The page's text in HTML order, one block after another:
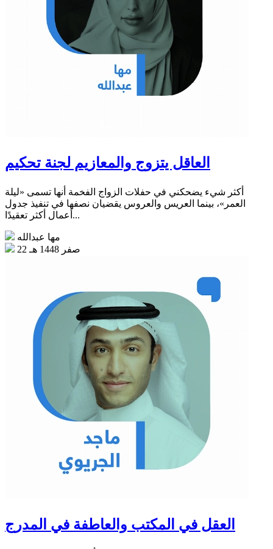
العاقل يتزوج والمعازيم لجنة تحكيم
أكثر شيء يضحكني في حفلات الزواج الفخمة أنها تسمى «ليلة
العمر»، بينما العريس والعروس يقضيان نصفها في تنفيذ جدول
أعمال أكثر تعقيدًا...
مها عبدالله
22 صفر 1448 هـ
العقل في المكتب والعاطفة في المدرج